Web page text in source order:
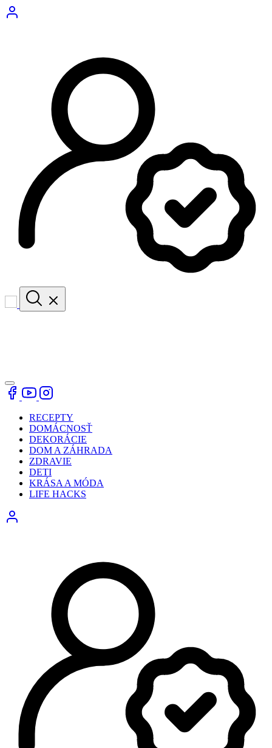
RECEPTY
DOMÁCNOSŤ
DEKORÁCIE
DOM A ZÁHRADA
ZDRAVIE
DETI
KRÁSA A MÓDA
LIFE HACKS